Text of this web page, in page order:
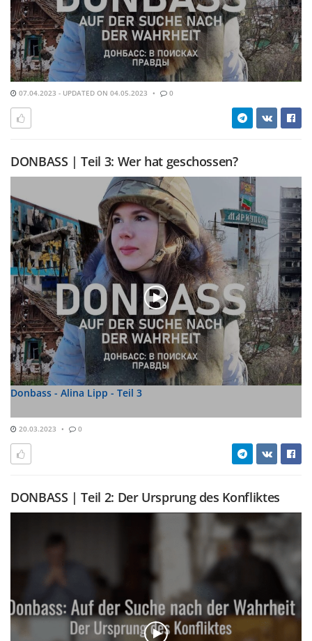
07.04.2023 - UPDATED ON 04.05.2023 0
DONBASS | Teil 3: Wer hat geschossen?
Donbass - Alina Lipp - Teil 3
20.03.2023 0
DONBASS | Teil 2: Der Ursprung des Konfliktes